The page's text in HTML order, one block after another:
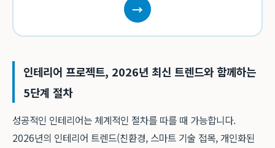
→
인테리어 프로젝트, 2026년 최신 트렌드와 함께하는
5단계 절차
성공적인 인테리어는 체계적인 절차를 따를 때 가능합니다.
2026년의 인테리어 트렌드(친환경, 스마트 기술 접목, 개인화된